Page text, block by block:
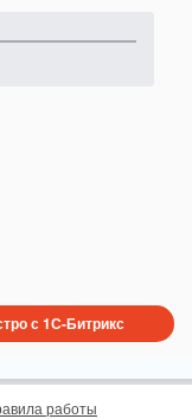
работы
с 1С-Битрикс